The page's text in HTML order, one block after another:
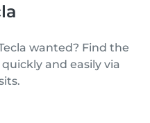
wanted? Find the
and easily via